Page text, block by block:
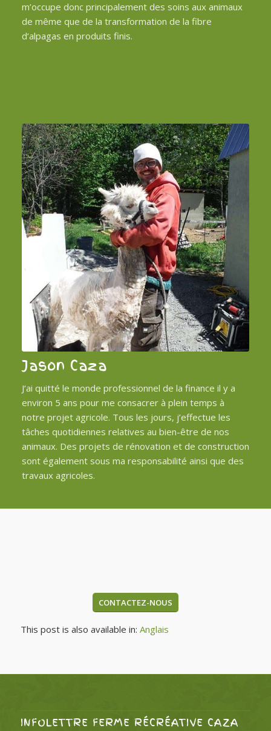
m’occupe donc principalement des soins aux animaux
de même que de la transformation de la fibre
d‘alpagas en produits finis.
Jason Caza
J‘ai quitté le monde professionnel de la finance il y a
environ 5 ans pour me consacrer à plein temps à
notre projet agricole. Tous les jours, j’effectue les
tâches quotidiennes relatives au bien-être de nos
animaux. Des projets de rénovation et de construction
sont également sous ma responsabilité ainsi que des
travaux agricoles.
CONTACTEZ-NOUS
This post is also available in: Anglais
INFOLETTRE FERME RÉCRÉATIVE CAZA